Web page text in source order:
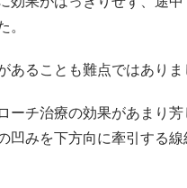
あることも難点ではありま
ーチ治療の効果があまり
凹みを下方向に牽引する